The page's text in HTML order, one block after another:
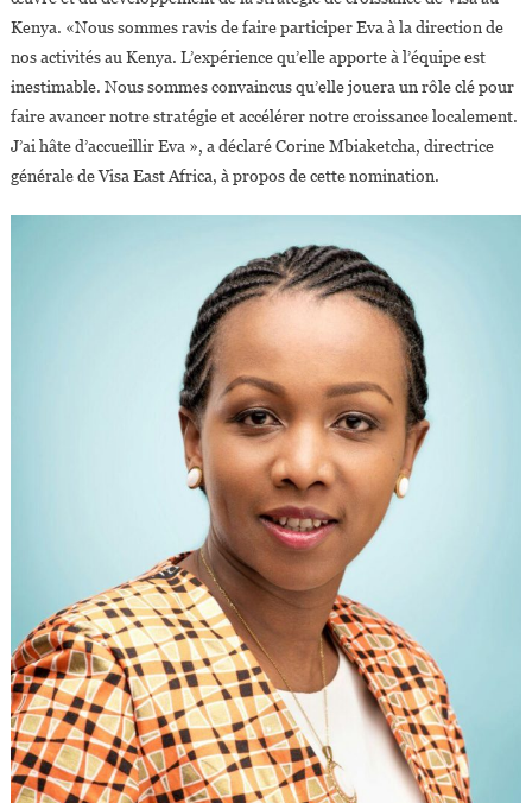
Kenya
Kenya. «Nous sommes ravis de faire participer Eva à la direction de
nos activités au Kenya. L’expérience qu’elle apporte à l’équipe est
inestimable. Nous sommes convaincus qu’elle jouera un rôle clé pour
faire avancer notre stratégie et accélérer notre croissance localement.
J’ai hâte d’accueillir Eva », a déclaré Corine Mbiaketcha, directrice
générale de Visa East Africa, à propos de cette nomination.